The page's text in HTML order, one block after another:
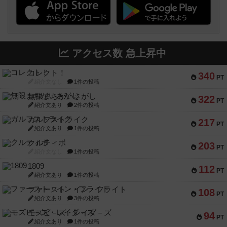
アクセス数 急上昇中
340 PT
コレクト！
1件の投稿
322 PT
無限まちがいさがし
紹介文あり 2件の投稿
217 PT
ガルフストライク
紹介文あり 1件の投稿
203 PT
クルティボ
1件の投稿
112 PT
1809
紹介文あり 1件の投稿
108 PT
ファースト・イン・フライト
紹介文あり 3件の投稿
94 PT
モズビ－ズ・レイダ－ズ
紹介文あり 1件の投稿